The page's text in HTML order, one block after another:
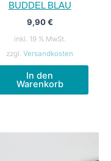
BUDDEL BLAU
9,90€
inkl. 19 % MwSt.
zzgl. Versandkosten
In den
Warenkorb